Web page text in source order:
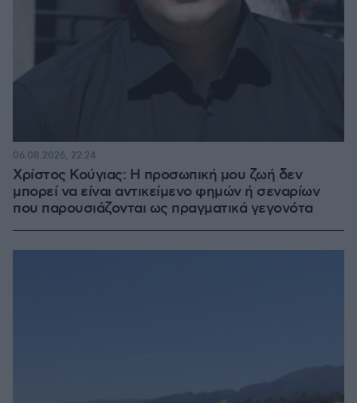
Χρίστος Κούγιας: Η προσωπική μου ζωή δεν
μπορεί να είναι αντικείμενο φημών ή σεναρίων
που παρουσιάζονται ως πραγματικά γεγονότα
06.08.2026, 22:24